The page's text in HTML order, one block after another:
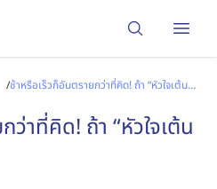
/ช้าหรือเร็วก็อันตรายกว่าที่คิด! ถ้า “หัวใจเต้น
ว่าที่คิด! ถ้า “หัวใจเต้น